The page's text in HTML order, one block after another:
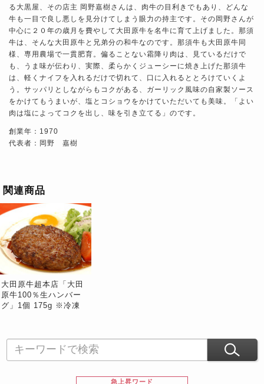
る大黒屋、その店主 岡野嘉樹さんは、肉牛の目利きでもあり、どんな
牛も一目で良し悪しを見分けてしまう眼力の持主です。その岡野さんが
中心に２０年の歳月を費やして大田原牛を名牛に育て上げました。那須
牛は、そんな大田原牛と兄弟分の和牛なのです。那須牛も大田原牛同
様、専用農場で一貫肥育。偏ることない霜降り肉は、見ているだけで
も、うま味が伝わり、実際、柔らかくジューシーに焼き上げた那須牛
は、軽くナイフを入れるだけで切れて、口に入れるととろけていくよ
う。サッパリとしながらもコクがある、ガーリック風味の自家製ソース
をかけてもうまいが、塩とコショウをかけていただいても美味。「よい
肉は塩によってコクを出し、味を引き立てる」のです。
創業年：1970
代表者：岡野 嘉樹
関連商品
大田原牛超本店「大田
原牛100％生ハンバー
グ」1個 175g ※冷凍
急上昇ワード